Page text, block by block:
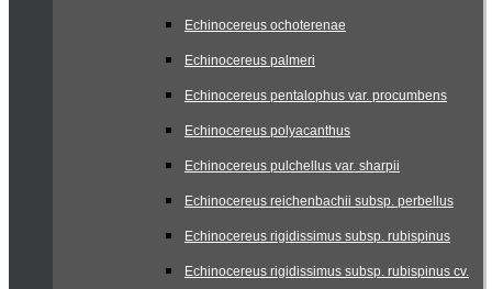
Echinocereus ochoterenae
Echinocereus palmeri
Echinocereus pentalophus var. procumbens
Echinocereus polyacanthus
Echinocereus pulchellus var. sharpii
Echinocereus reichenbachii subsp. perbellus
Echinocereus rigidissimus subsp. rubispinus
Echinocereus rigidissimus subsp. rubispinus cv.